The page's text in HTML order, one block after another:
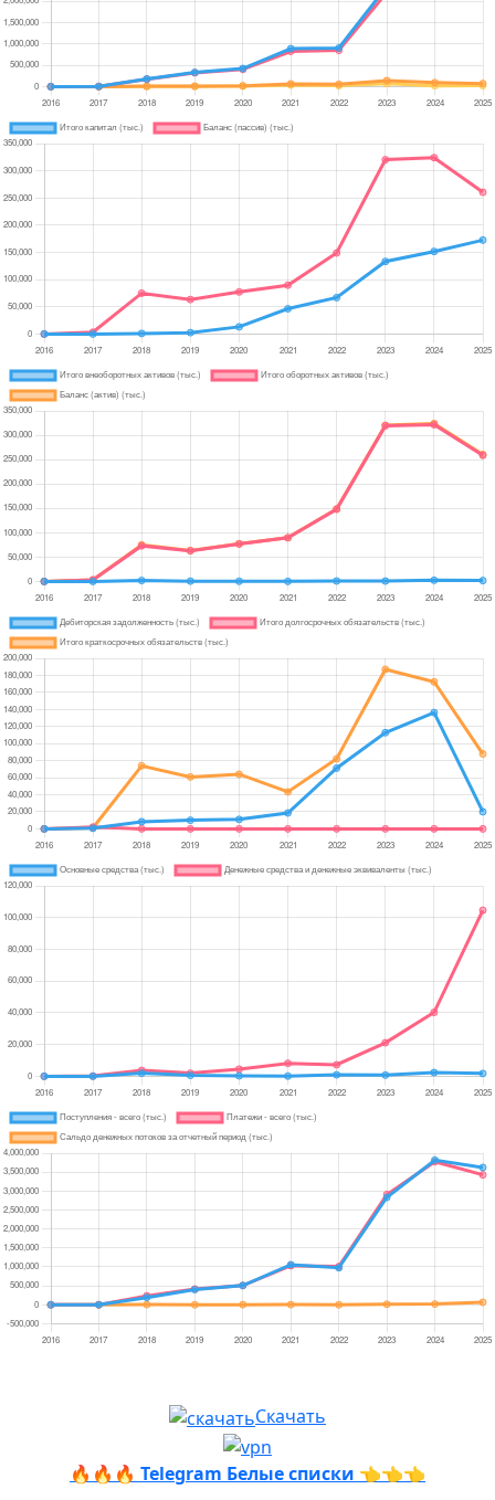
Скачать
🔥🔥🔥 Telegram Белые списки 👈👈👈